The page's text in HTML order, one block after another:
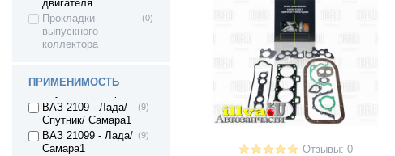
двигателя
Прокладки
выпускного
коллектора
(0)
ПРИМЕНИМОСТЬ
ВАЗ 2131 - Нива
4х4 5дв
ВАЗ 2123 - Нива II
ВАЗ 21236 -
ВАЗ 2108 - Лада/
ВАЗ 2109 - Лада/
Спутник/ Самара1
(9)
ВАЗ 21099 - Лада/
Самара1
(9)
Отзывы: 0